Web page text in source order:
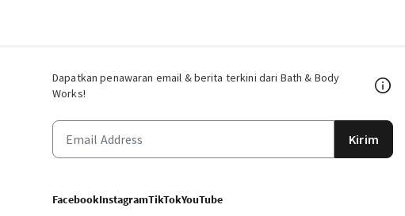
Dapatkan penawaran email & berita terkini dari Bath & Body
Works!
Kirim
FacebookInstagramTikTokYouTube